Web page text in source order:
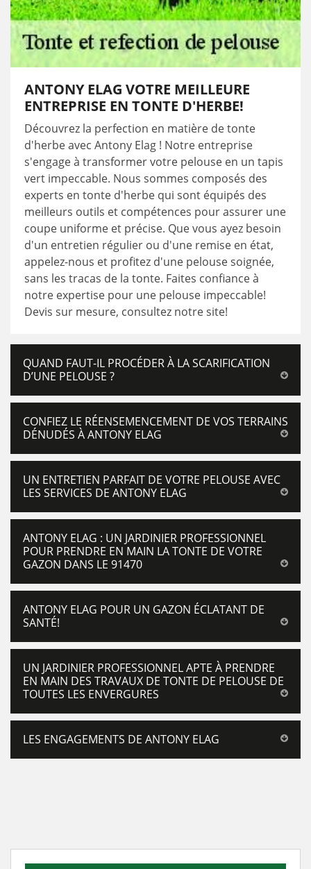
ANTONY ELAG VOTRE MEILLEURE
ENTREPRISE EN TONTE D'HERBE!
Découvrez la perfection en matière de tonte
d'herbe avec Antony Elag ! Notre entreprise
s'engage à transformer votre pelouse en un tapis
vert impeccable. Nous sommes composés des
experts en tonte d'herbe qui sont équipés des
meilleurs outils et compétences pour assurer une
coupe uniforme et précise. Que vous ayez besoin
d'un entretien régulier ou d'une remise en état,
appelez-nous et profitez d'une pelouse soignée,
sans les tracas de la tonte. Faites confiance à
notre expertise pour une pelouse impeccable!
Devis sur mesure, consultez notre site!
QUAND FAUT-IL PROCÉDER À LA SCARIFICATION
D’UNE PELOUSE ?
CONFIEZ LE RÉENSEMENCEMENT DE VOS TERRAINS
DÉNUDÉS À ANTONY ELAG
UN ENTRETIEN PARFAIT DE VOTRE PELOUSE AVEC
LES SERVICES DE ANTONY ELAG
ANTONY ELAG : UN JARDINIER PROFESSIONNEL
POUR PRENDRE EN MAIN LA TONTE DE VOTRE
GAZON DANS LE 91470
ANTONY ELAG POUR UN GAZON ÉCLATANT DE
SANTÉ!
UN JARDINIER PROFESSIONNEL APTE À PRENDRE
EN MAIN DES TRAVAUX DE TONTE DE PELOUSE DE
TOUTES LES ENVERGURES
LES ENGAGEMENTS DE ANTONY ELAG